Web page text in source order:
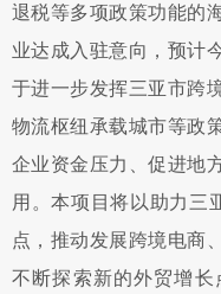
退税等多项政策功能的
业达成入驻意向，预计
于进一步发挥三亚市跨
物流枢纽承载城市等政
企业资金压力、促进地
用。本项目将以助力三
点，推动发展跨境电商
不断探索新的外贸增